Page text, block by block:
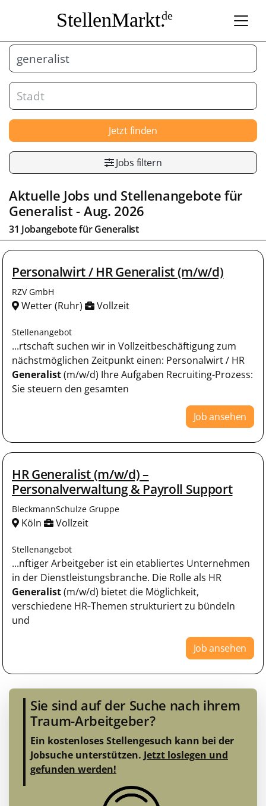
StellenMarkt.de
Jetzt finden
Jobs filtern
Aktuelle Jobs und Stellenangebote für
Generalist- Aug. 2026
31 Jobangebote fürGeneralist
Personalwirt / HR Generalist (m/w/d)
RZV GmbH
Wetter (Ruhr) Vollzeit
Stellenangebot
...rtschaft suchen wir in Vollzeitbeschäftigung zum
nächstmöglichen Zeitpunkt einen: Personalwirt / HR
Generalist(m/w/d) Ihre Aufgaben Recruiting-Prozess:
Sie steuern den gesamten
Job ansehen
HR Generalist (m/w/d) –
Personalverwaltung & Payroll Support
BleckmannSchulze Gruppe
Köln Vollzeit
Stellenangebot
...nftiger Arbeitgeber ist ein etabliertes Unternehmen
in der Dienstleistungsbranche. Die Rolle als HR
Generalist(m/w/d) bietet die Möglichkeit,
verschiedene HR‑Themen strukturiert zu bündeln
und
Job ansehen
Sie sind auf der Suche nach ihrem
Traum-Arbeitgeber?
Ein kostenloses Stellengesuch kann bei der
Jobsuche unterstützen. Jetzt loslegen und
gefunden werden!